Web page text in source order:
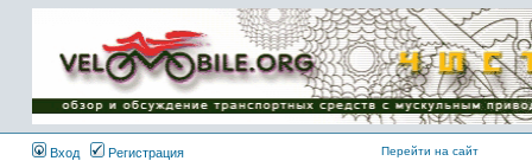
Имя пользователя:
Пароль:
{ LOG_ME_IN_SHORT
}
Вход
Регистрация Перейти на сайт